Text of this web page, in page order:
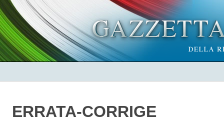
ERRATA-CORRIGE